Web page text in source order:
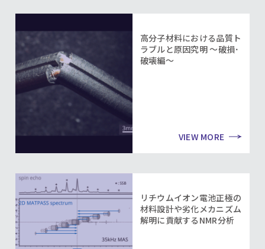
高分子材料における品質ト
ラブルと原因究明 ～破損･
破壊編～
VIEW MORE
リチウムイオン電池正極の
材料設計や劣化メカニズム
解明に貢献するNMR分析